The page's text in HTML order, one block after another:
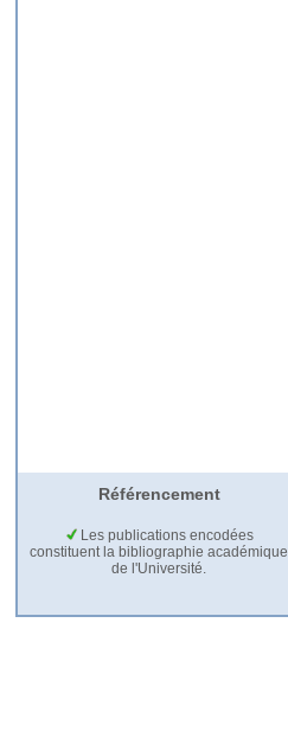
Référencement
Les publications encodées
constituent la bibliographie académique
de l'Université.